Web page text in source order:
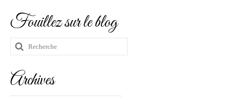
Fouillez sur le blog
Rechercher
Archives